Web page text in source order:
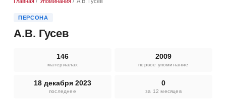
ПЕРСОНА
А.В. Гусев
146
материалах
2009
первое упоминание
18 декабря 2023
последнее
0
за 12 месяцев